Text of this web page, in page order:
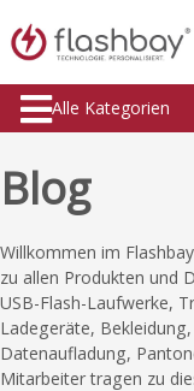
Alle Kategorien
Blog
Willkommen im
zu allen Produkten und
USB-Flash-Laufwerke,
Ladegeräte,
Datenaufladung,
Mitarbeiter tragen zu